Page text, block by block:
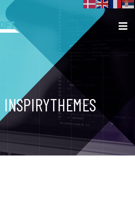
INSPIRYTHEMES